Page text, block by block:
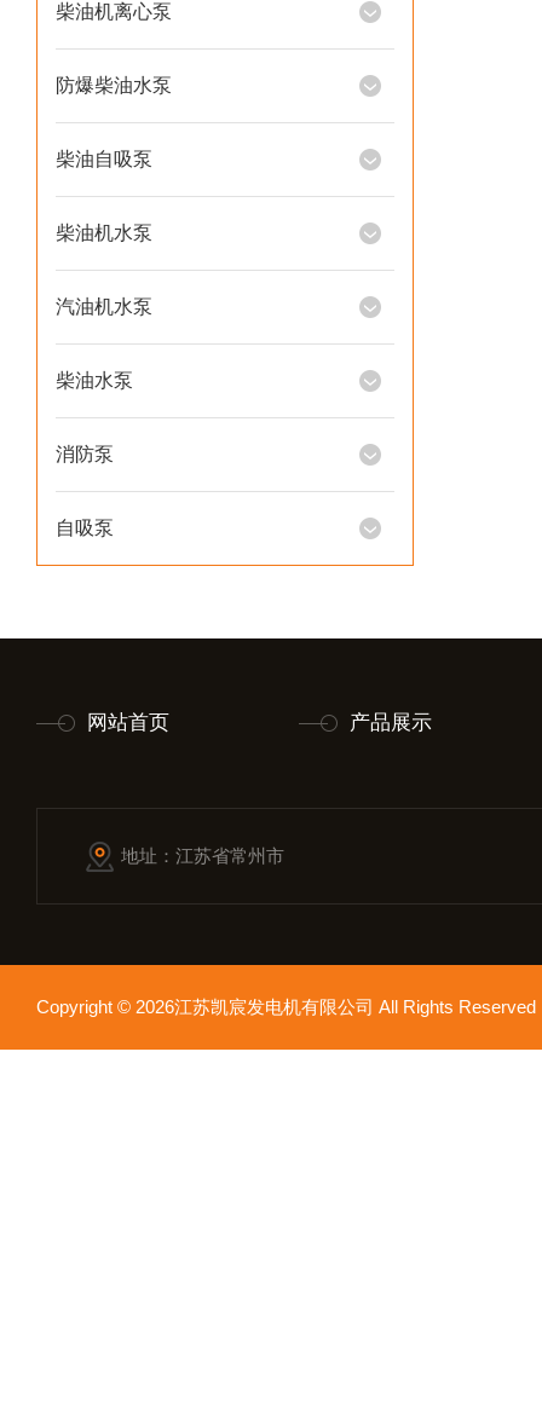
柴油机离心泵
防爆柴油水泵
柴油自吸泵
柴油机水泵
汽油机水泵
柴油水泵
消防泵
自吸泵
网站首页 产品展示
地址：江苏省常州市
Copyright © 2026江苏凯宸发电机有限公司 All Rights